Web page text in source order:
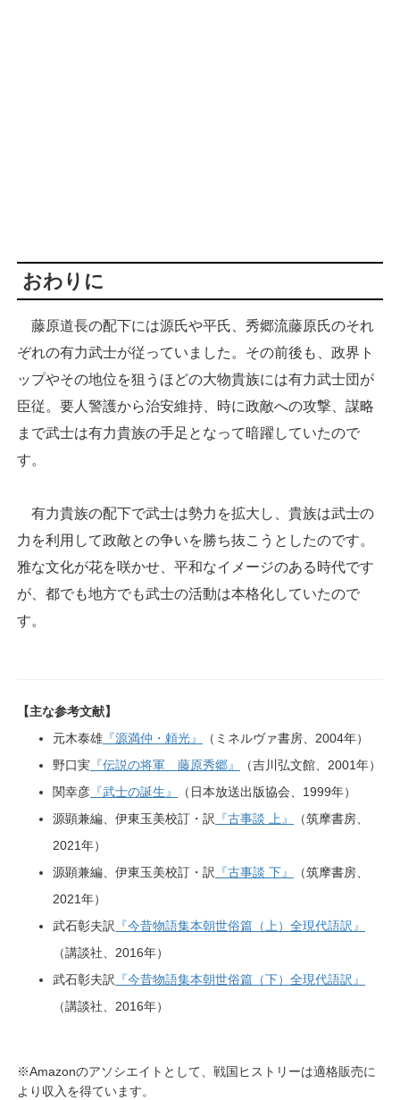
おわりに
藤原道長の配下には源氏や平氏、秀郷流藤原氏のそれ
ぞれの有力武士が従っていました。その前後も、政界ト
ップやその地位を狙うほどの大物貴族には有力武士団が
臣従。要人警護から治安維持、時に政敵への攻撃、謀略
まで武士は有力貴族の手足となって暗躍していたので
す。
有力貴族の配下で武士は勢力を拡大し、貴族は武士の
力を利用して政敵との争いを勝ち抜こうとしたのです。
雅な文化が花を咲かせ、平和なイメージのある時代です
が、都でも地方でも武士の活動は本格化していたので
す。
【主な参考文献】
元木泰雄 『源満仲・頼光』
（ミネルヴァ書房、2004年）
野口実 『伝説の将軍 藤原秀郷』
（吉川弘文館、2001年）
関幸彦 『武士の誕生』
（日本放送出版協会、1999年）
源顕兼編、伊東玉美校訂・訳 『古事談 上』
（筑摩書房、
2021年）
源顕兼編、伊東玉美校訂・訳 『古事談 下』
（筑摩書房、
2021年）
武石彰夫訳 『今昔物語集本朝世俗篇（上）全現代語訳』
（講談社、2016年）
武石彰夫訳 『今昔物語集本朝世俗篇（下）全現代語訳』
（講談社、2016年）
※Amazonのアソシエイトとして、戦国ヒストリーは適格販売に
より収入を得ています。